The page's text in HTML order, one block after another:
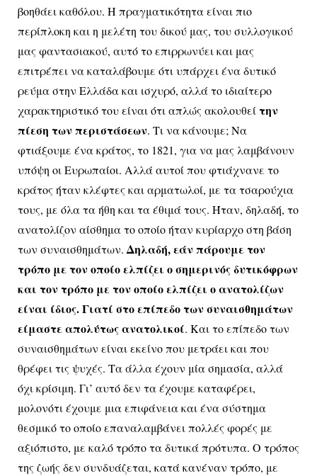
βοηθάει καθόλου. Η πραγματικότητα είναι πιο
περίπλοκη και η μελέτη του δικού μας, του συλλογικού
μας φαντασιακού, αυτό το επιρρωνύει και μας
επιτρέπει να καταλάβουμε ότι υπάρχει ένα δυτικό
ρεύμα στην Ελλάδα και ισχυρό, αλλά το ιδιαίτερο
χαρακτηριστικό του είναι ότι απλώς ακολουθείτην
πίεση των περιστάσεων. Τι να κάνουμε; Να
φτιάξουμε ένα κράτος, το 1821, για να μας λαμβάνουν
υπόψη οι Ευρωπαίοι. Αλλά αυτοί που φτιάχνανε το
κράτος ήταν κλέφτες και αρματωλοί, με τα τσαρούχια
τους, με όλα τα ήθη και τα έθιμά τους. Ήταν, δηλαδή, το
ανατολίζον αίσθημα το οποίο ήταν κυρίαρχο στη βάση
των συναισθημάτων.Δηλαδή, εάν πάρουμε τον
τρόπο με τον οποίο ελπίζει ο σημερινός δυτικόφρων
και τον τρόπο με τον οποίο ελπίζει ο ανατολίζων
είναι ίδιος. Γιατί στο επίπεδο των συναισθημάτων
είμαστε απολύτως ανατολικοί. Και το επίπεδο των
συναισθημάτων είναι εκείνο που μετράει και που
θρέφει τις ψυχές. Τα άλλα έχουν μία σημασία, αλλά
όχι κρίσιμη. Γι’ αυτό δεν τα έχουμε καταφέρει,
μολονότι έχουμε μια επιφάνεια και ένα σύστημα
θεσμικό το οποίο επαναλαμβάνει πολλές φορές με
αξιόπιστο, με καλό τρόπο τα δυτικά πρότυπα. Ο τρόπος
της ζωής δεν συνδυάζεται, κατά κανέναν τρόπο, με